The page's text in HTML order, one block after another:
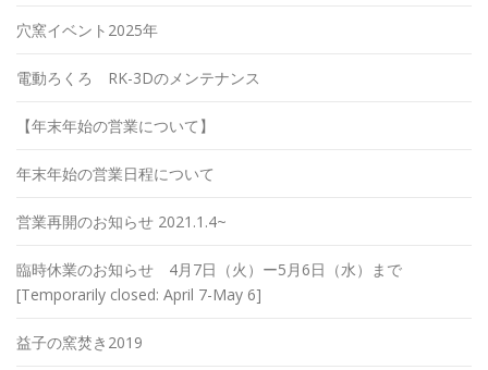
穴窯イベント2025年
電動ろくろ RK-3Dのメンテナンス
【年末年始の営業について】
年末年始の営業日程について
営業再開のお知らせ 2021.1.4~
臨時休業のお知らせ 4月7日（火）ー5月6日（水）まで
[Temporarily closed: April 7-May 6]
益子の窯焚き2019